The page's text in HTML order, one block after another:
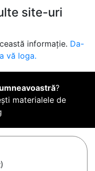
site-uri
informație. Da-
vă loga.
?
materialele de